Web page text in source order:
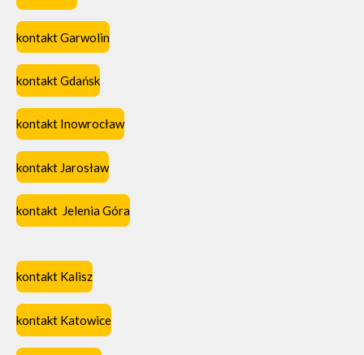
kontakt Garwolin
kontakt Gdańsk
kontakt Inowrocław
kontakt Jarosław
kontakt Jelenia Góra
kontakt Kalisz
kontakt Katowice